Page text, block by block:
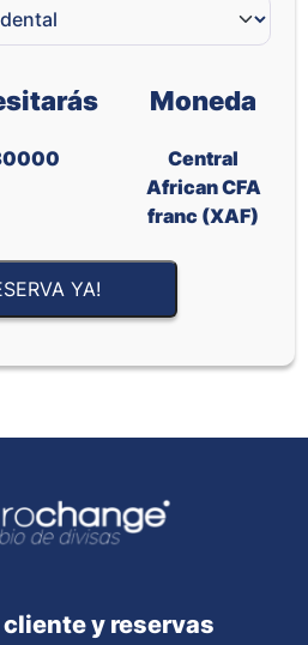
Moneda
Central
African CFA
franc (XAF)
YA!
y reservas